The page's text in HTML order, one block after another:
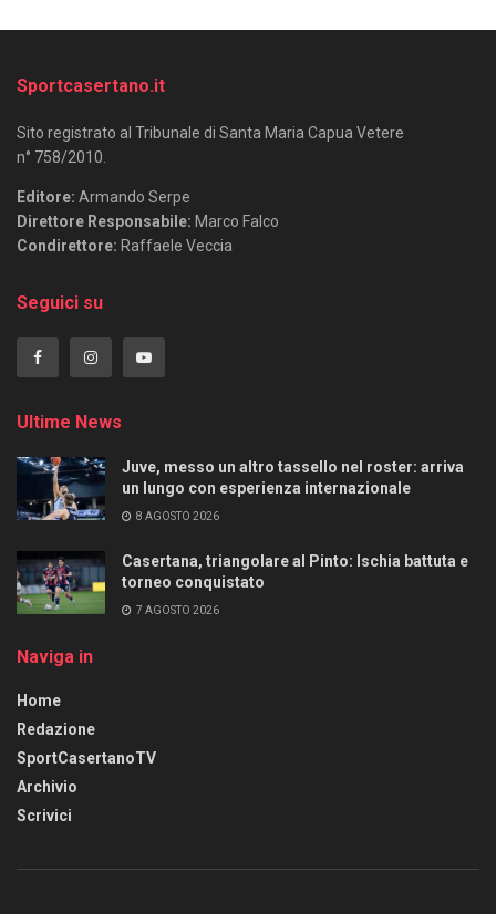
Sportcasertano.it
Sito registrato al Tribunale di Santa Maria Capua Vetere
n° 758/2010.
Editore: Armando Serpe
Direttore Responsabile: Marco Falco
Condirettore: Raffaele Veccia
Seguici su
Ultime News
Juve, messo un altro tassello nel roster: arriva
un lungo con esperienza internazionale
8 AGOSTO 2026
Casertana, triangolare al Pinto: Ischia battuta e
torneo conquistato
7 AGOSTO 2026
Naviga in
Home
Redazione
SportCasertanoTV
Archivio
Scrivici